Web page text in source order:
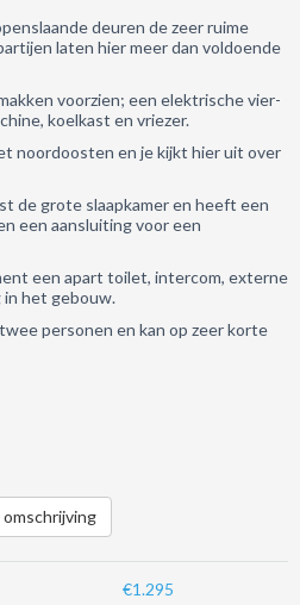
deuren de zeer ruime
laten hier meer dan voldoende
voorzien; een elektrische vier-
koelkast en vriezer.
noordoosten en je kijkt hier uit over
de grote slaapkamer en heeft een
een aansluiting voor een
een apart toilet, intercom, externe
het gebouw.
personen en kan op zeer korte
€1.295